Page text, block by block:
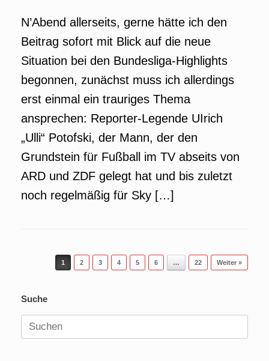
N’Abend allerseits, gerne hätte ich den
Beitrag sofort mit Blick auf die neue
Situation bei den Bundesliga-Highlights
begonnen, zunächst muss ich allerdings
erst einmal ein trauriges Thema
ansprechen: Reporter-Legende UIrich
„Ulli“ Potofski, der Mann, der den
Grundstein für Fußball im TV abseits von
ARD und ZDF gelegt hat und bis zuletzt
noch regelmäßig für Sky […]
Beitragsnavigation
1 2 3 4 5 6 … 22 Weiter »
Suche
Suchen
nach: